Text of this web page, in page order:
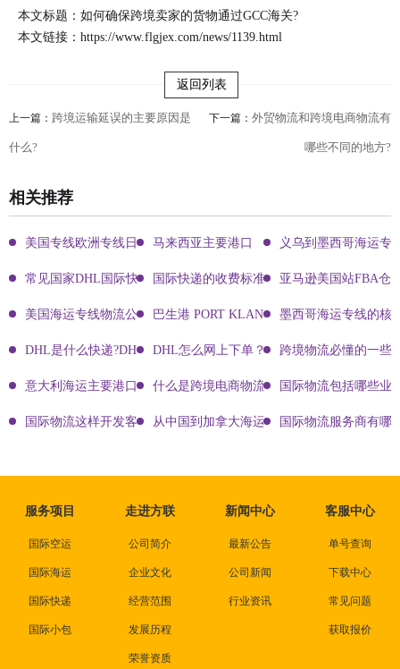
本文标题：如何确保跨境卖家的货物通过GCC海关?
本文链接： https://www.flgjex.com/news/1139.html
返回列表
上一篇： 跨境运输延误的主要原因是
什么?
下一篇： 外贸物流和跨境电商物流有
哪些不同的地方?
相关推荐
美国专线欧洲专线日本专线区别马来西亚主要港口 义乌到墨西哥海运专
常见国家DHL国际快递客服热线国际快递的收费标准!四大国际快递的尺寸重
亚马逊美国站FBA仓
美国海运专线物流公司有哪些?巴生港 PORT KLANG 墨西哥海运专线的核
DHL是什么快递?DHL国际快递介绍DHL怎么网上下单？DHL快递寄件有哪些方
跨境物流必懂的一些
意大利海运主要港口有哪些什么是跨境电商物流? 国际物流包括哪些业
国际物流这样开发客户会让你成为销冠从中国到加拿大海运要多久能到达？
国际物流服务商有哪
服务项目
国际空运
国际海运
国际快递
国际小包
走进方联
公司简介
企业文化
经营范围
发展历程
荣誉资质
新闻中心
最新公告
公司新闻
行业资讯
客服中心
单号查询
下载中心
常见问题
获取报价